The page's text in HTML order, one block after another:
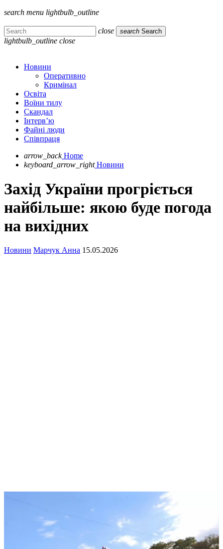
search menu lightbulb_outline
close search Search
lightbulb_outline close
Новини
Оперативно
Кримінал
Освіта
Воїни тилу
Скандал
Інтерв’ю
Файні люди
Співпраця
arrow_back Home
keyboard_arrow_right Новини
Захід України прогріється
найбільше: якою буде погода
на вихідних
Новини Марчук Анна 15.05.2026